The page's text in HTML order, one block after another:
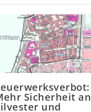
Sicherheit an
und